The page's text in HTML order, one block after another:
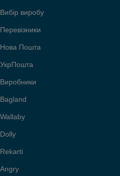
Вибір виробу
Перевізники
Нова Пошта
УкрПошта
Виробники
Bagland
Wallaby
Dolly
Rekarti
Angry